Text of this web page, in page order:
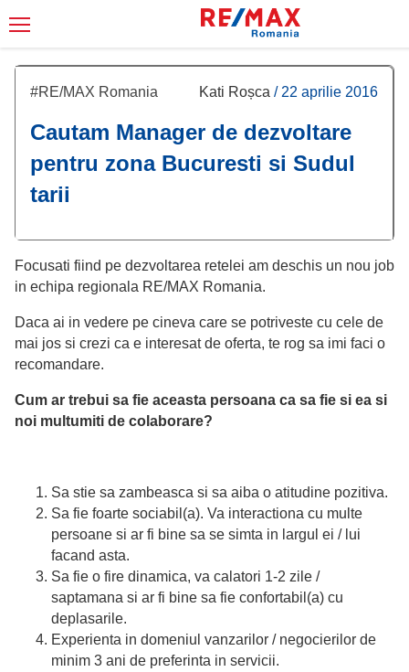
#RE/MAX Romania Kati Roșca / 22 aprilie 2016
Cautam Manager de dezvoltare
pentru zona Bucuresti si Sudul
tarii
Focusati fiind pe dezvoltarea retelei am deschis un nou job
in echipa regionala RE/MAX Romania.
Daca ai in vedere pe cineva care se potriveste cu cele de
mai jos si crezi ca e interesat de oferta, te rog sa imi faci o
recomandare.
Cum ar trebui sa fie aceasta persoana ca sa fie si ea si
noi multumiti de colaborare?
Sa stie sa zambeasca si sa aiba o atitudine pozitiva.
Sa fie foarte sociabil(a). Va interactiona cu multe
persoane si ar fi bine sa se simta in largul ei / lui
facand asta.
Sa fie o fire dinamica, va calatori 1-2 zile /
saptamana si ar fi bine sa fie confortabil(a) cu
deplasarile.
Experienta in domeniul vanzarilor / negocierilor de
minim 3 ani de preferinta in servicii.